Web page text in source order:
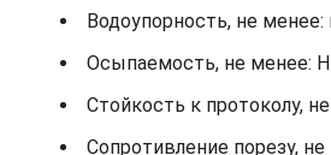
Водоупорность, не
Осыпаемость, не менее:
Стойкость к протоколу,
Сопротивление порезу,